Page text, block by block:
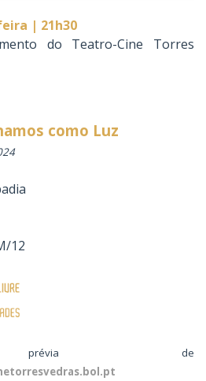
| 21h30
do Teatro-Cine Torres
como Luz
12
prévia de